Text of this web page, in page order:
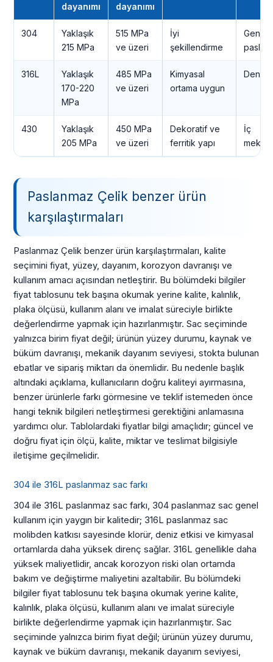
dayanımı
dayanımı
304
Yaklaşık
215 MPa
515 MPa
ve üzeri
İyi
şekillendirme
Genel
316L
Yaklaşık
170-220
MPa
485 MPa
ve üzeri
Kimyasal
ortama uygun
Deniz/
430
Yaklaşık
205 MPa
450 MPa
ve üzeri
Dekoratif ve
ferritik yapı
İç
Paslanmaz Çelik benzer ürün
karşılaştırmaları
Paslanmaz Çelik benzer ürün karşılaştırmaları, kalite
seçimini fiyat, yüzey, dayanım, korozyon davranışı ve
kullanım amacı açısından netleştirir. Bu bölümdeki bilgiler
fiyat tablosunu tek başına okumak yerine kalite, kalınlık,
plaka ölçüsü, kullanım alanı ve imalat süreciyle birlikte
değerlendirme yapmak için hazırlanmıştır. Sac seçiminde
yalnızca birim fiyat değil; ürünün yüzey durumu, kaynak ve
büküm davranışı, mekanik dayanım seviyesi, stokta bulunan
ebatlar ve sipariş miktarı da önemlidir. Bu nedenle başlık
altındaki açıklama, kullanıcıların doğru kaliteyi ayırmasına,
benzer ürünlerle farkı görmesine ve teklif istemeden önce
hangi teknik bilgileri netleştirmesi gerektiğini anlamasına
yardımcı olur. Tablolardaki fiyatlar bilgi amaçlıdır; güncel ve
doğru fiyat için ölçü, kalite, miktar ve teslimat bilgisiyle
iletişime geçilmelidir.
304 ile 316L paslanmaz sac farkı
304 ile 316L paslanmaz sac farkı, 304 paslanmaz sac genel
kullanım için yaygın bir kalitedir; 316L paslanmaz sac
molibden katkısı sayesinde klorür, deniz etkisi ve kimyasal
ortamlarda daha yüksek direnç sağlar. 316L genellikle daha
yüksek maliyetlidir, ancak korozyon riski olan ortamda
bakım ve değiştirme maliyetini azaltabilir. Bu bölümdeki
bilgiler fiyat tablosunu tek başına okumak yerine kalite,
kalınlık, plaka ölçüsü, kullanım alanı ve imalat süreciyle
birlikte değerlendirme yapmak için hazırlanmıştır. Sac
seçiminde yalnızca birim fiyat değil; ürünün yüzey durumu,
kaynak ve büküm davranışı, mekanik dayanım seviyesi,